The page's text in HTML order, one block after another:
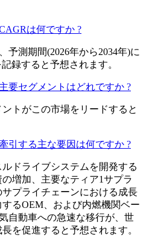
は何ですか ?
予測期間(2026年から2034年)に
録すると予想されます。
要セグメントはどれですか ?
トがこの市場をリードすると
引する主な要因は何ですか ?
ドライブシステムを開発する
増加、主要なティア1サプラ
プライチェーンにおける成長
るOEM、および内燃機関ベー
自動車への急速な移行が、世
を促進すると予想されます。